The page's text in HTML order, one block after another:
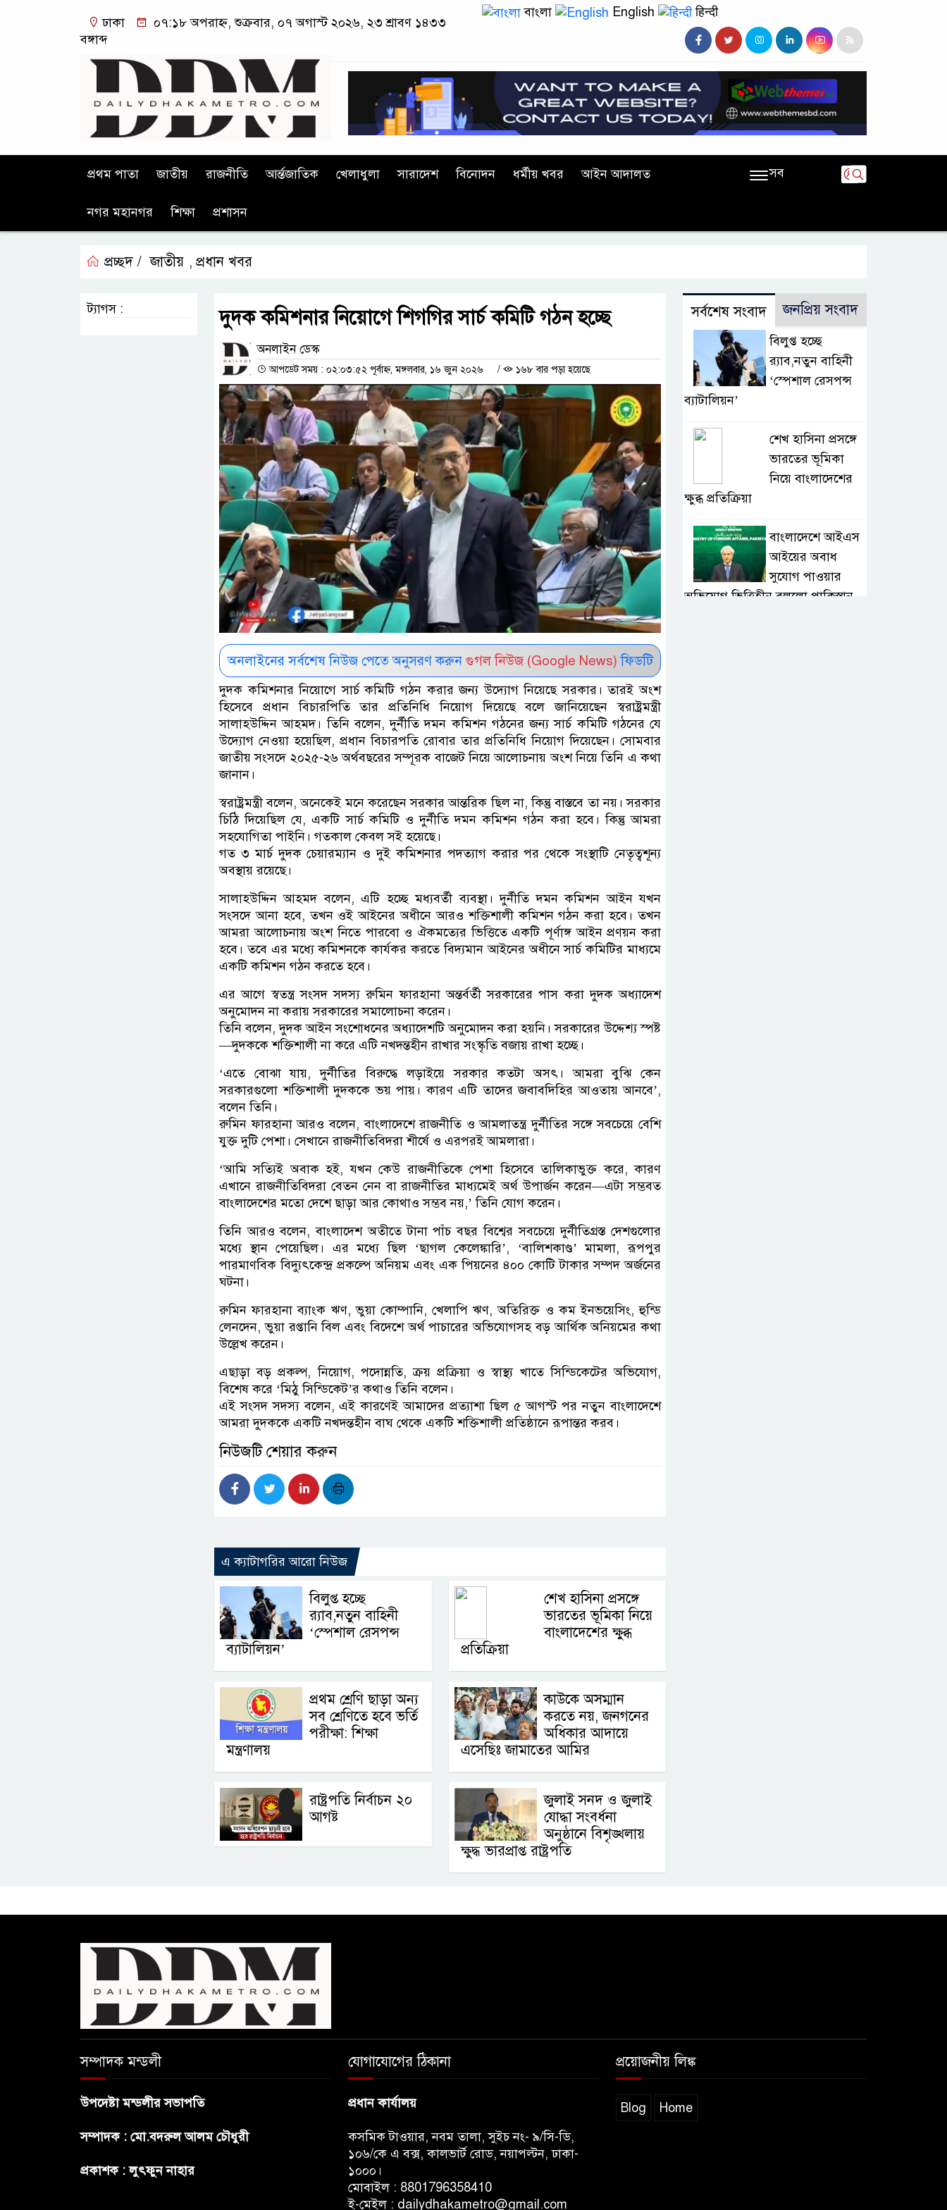
ঢাকা
০৭:১৮ অপরাহ্ন, শুক্রবার, ০৭ অগাস্ট ২০২৬, ২৩ শ্রাবণ ১৪৩৩
বঙ্গাব্দ
বাংলা English हिन्दी
প্রথম পাতা জাতীয় রাজনীতি আর্ন্তজাতিক খেলাধুলা সারাদেশ বিনোদন ধর্মীয় খবর আইন আদালত
নগর মহানগর শিক্ষা প্রশাসন
সব
প্রচ্ছদ / জাতীয় , প্রধান খবর
দুদক কমিশনার নিয়োগে শিগগির সার্চ কমিটি গঠন হচ্ছে
অনলাইন ডেস্ক
আপডেট সময় : ০২:০৩:৫২ পূর্বাহ্ন, মঙ্গলবার, ১৬ জুন ২০২৬ / ১৬৮ বার পড়া হয়েছে
অনলাইনের সর্বশেষ নিউজ পেতে অনুসরণ করুন গুগল নিউজ (Google News) ফিডটি
দুদক কমিশনার নিয়োগে সার্চ কমিটি গঠন করার জন্য উদ্যোগ নিয়েছে সরকার। তারই অংশ
হিসেবে প্রধান বিচারপিতি তার প্রতিনিধি নিয়োগ দিয়েছে বলে জানিয়েছেন স্বরাষ্ট্রমন্ত্রী
সালাহউদ্দিন আহমদ। তিনি বলেন, দুর্নীতি দমন কমিশন গঠনের জন্য সার্চ কমিটি গঠনের যে
উদ্যোগ নেওয়া হয়েছিল, প্রধান বিচারপতি রোবার তার প্রতিনিধি নিয়োগ দিয়েছেন। সোমবার
জাতীয় সংসদে ২০২৫-২৬ অর্থবছরের সম্পূরক বাজেট নিয়ে আলোচনায় অংশ নিয়ে তিনি এ কথা
জানান।
স্বরাষ্ট্রমন্ত্রী বলেন, অনেকেই মনে করেছেন সরকার আন্তরিক ছিল না, কিন্তু বাস্তবে তা নয়। সরকার
চিঠি দিয়েছিল যে, একটি সার্চ কমিটি ও দুর্নীতি দমন কমিশন গঠন করা হবে। কিন্তু আমরা
সহযোগিতা পাইনি। গতকাল কেবল সই হয়েছে।
গত ৩ মার্চ দুদক চেয়ারম্যান ও দুই কমিশনার পদত্যাগ করার পর থেকে সংস্থাটি নেতৃত্বশূন্য
অবস্থায় রয়েছে।
সালাহউদ্দিন আহমদ বলেন, এটি হচ্ছে মধ্যবর্তী ব্যবস্থা। দুর্নীতি দমন কমিশন আইন যখন
সংসদে আনা হবে, তখন ওই আইনের অধীনে আরও শক্তিশালী কমিশন গঠন করা হবে। তখন
আমরা আলোচনায় অংশ নিতে পারবো ও ঐকমত্যের ভিত্তিতে একটি পূর্ণাঙ্গ আইন প্রণয়ন করা
হবে। তবে এর মধ্যে কমিশনকে কার্যকর করতে বিদ্যমান আইনের অধীনে সার্চ কমিটির মাধ্যমে
একটি কমিশন গঠন করতে হবে।
এর আগে স্বতন্ত্র সংসদ সদস্য রুমিন ফারহানা অন্তর্বর্তী সরকারের পাস করা দুদক অধ্যাদেশ
অনুমোদন না করায় সরকারের সমালোচনা করেন।
তিনি বলেন, দুদক আইন সংশোধনের অধ্যাদেশটি অনুমোদন করা হয়নি। সরকারের উদ্দেশ্য স্পষ্ট
—দুদককে শক্তিশালী না করে এটি নখদন্তহীন রাখার সংস্কৃতি বজায় রাখা হচ্ছে।
‘এতে বোঝা যায়, দুর্নীতির বিরুদ্ধে লড়াইয়ে সরকার কতটা অসৎ। আমরা বুঝি কেন
সরকারগুলো শক্তিশালী দুদককে ভয় পায়। কারণ এটি তাদের জবাবদিহির আওতায় আনবে’,
বলেন তিনি।
রুমিন ফারহানা আরও বলেন, বাংলাদেশে রাজনীতি ও আমলাতন্ত্র দুর্নীতির সঙ্গে সবচেয়ে বেশি
যুক্ত দুটি পেশা। সেখানে রাজনীতিবিদরা শীর্ষে ও এরপরই আমলারা।
‘আমি সত্যিই অবাক হই, যখন কেউ রাজনীতিকে পেশা হিসেবে তালিকাভুক্ত করে, কারণ
এখানে রাজনীতিবিদরা বেতন নেন বা রাজনীতির মাধ্যমেই অর্থ উপার্জন করেন—এটা সম্ভবত
বাংলাদেশের মতো দেশে ছাড়া আর কোথাও সম্ভব নয়,’ তিনি যোগ করেন।
তিনি আরও বলেন, বাংলাদেশ অতীতে টানা পাঁচ বছর বিশ্বের সবচেয়ে দুর্নীতিগ্রস্ত দেশগুলোর
মধ্যে স্থান পেয়েছিল। এর মধ্যে ছিল ‘ছাগল কেলেঙ্কারি’, ‘বালিশকাণ্ড’ মামলা, রূপপুর
পারমাণবিক বিদ্যুৎকেন্দ্র প্রকল্পে অনিয়ম এবং এক পিয়নের ৪০০ কোটি টাকার সম্পদ অর্জনের
ঘটনা।
রুমিন ফারহানা ব্যাংক ঋণ, ভুয়া কোম্পানি, খেলাপি ঋণ, অতিরিক্ত ও কম ইনভয়েসিং, হুন্ডি
লেনদেন, ভুয়া রপ্তানি বিল এবং বিদেশে অর্থ পাচারের অভিযোগসহ বড় আর্থিক অনিয়মের কথা
উল্লেখ করেন।
এছাড়া বড় প্রকল্প, নিয়োগ, পদোন্নতি, ক্রয় প্রক্রিয়া ও স্বাস্থ্য খাতে সিন্ডিকেটের অভিযোগ,
বিশেষ করে ‘মিঠু সিন্ডিকেট’র কথাও তিনি বলেন।
এই সংসদ সদস্য বলেন, এই কারণেই আমাদের প্রত্যাশা ছিল ৫ আগস্ট পর নতুন বাংলাদেশে
আমরা দুদককে একটি নখদন্তহীন বাঘ থেকে একটি শক্তিশালী প্রতিষ্ঠানে রূপান্তর করব।
নিউজটি শেয়ার করুন
এ ক্যাটাগরির আরো নিউজ
বিলুপ্ত হচ্ছে
র‍্যাব,নতুন বাহিনী
‘স্পেশাল রেসপন্স
ব্যাটালিয়ন’
শেখ হাসিনা প্রসঙ্গে
ভারতের ভূমিকা নিয়ে
বাংলাদেশের ক্ষুব্ধ
প্রতিক্রিয়া
প্রথম শ্রেণি ছাড়া অন্য
সব শ্রেণিতে হবে ভর্তি
পরীক্ষা: শিক্ষা
মন্ত্রণালয়
কাউকে অসম্মান
করতে নয়, জনগনের
অধিকার আদায়ে
এসেছিঃ জামাতের আমির
রাষ্ট্রপতি নির্বাচন ২০
আগষ্ট
জুলাই সনদ ও জুলাই
যোদ্ধা সংবর্ধনা
অনুষ্ঠানে বিশৃঙ্খলায়
ক্ষুদ্ধ ভারপ্রাপ্ত রাষ্ট্রপতি
ট্যাগস : সর্বশেষ সংবাদ জনপ্রিয় সংবাদ
বিলুপ্ত হচ্ছে
র‍্যাব,নতুন বাহিনী
‘স্পেশাল রেসপন্স
ব্যাটালিয়ন’
শেখ হাসিনা প্রসঙ্গে
ভারতের ভূমিকা
নিয়ে বাংলাদেশের
ক্ষুব্ধ প্রতিক্রিয়া
বাংলাদেশে আইএস
আইয়ের অবাধ
সুযোগ পাওয়ার
অভিযোগ ভিত্তিহীন বললো পাকিস্তান
সম্পাদক মন্ডলী
উপদেষ্টা মন্ডলীর সভাপতি
সম্পাদক : মো.বদরুল আলম চৌধুরী
প্রকাশক : লুৎফুন নাহার
যোগাযোগের ঠিকানা
প্রধান কার্যালয়
কসমিক টাওয়ার, নবম তালা, সুইচ নং- ৯/সি-ডি,
১০৬/কে এ বক্স, কালভার্ট রোড, নয়াপল্টন, ঢাকা-
১০০০।
মোবাইল : 8801796358410
ই-মেইল : dailydhakametro@gmail.com
প্রয়োজনীয় লিঙ্ক
Blog Home